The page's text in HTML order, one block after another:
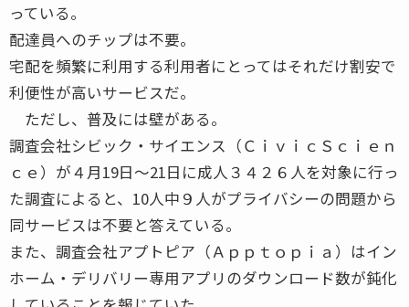
っている。
配達員へのチップは不要。
宅配を頻繁に利用する利用者にとってはそれだけ割安で
利便性が高いサービスだ。
ただし、普及には壁がある。
調査会社シビック・サイエンス（ＣｉｖｉｃＳｃｉｅｎ
ｃｅ）が４月19日～21日に成人３４２６人を対象に行っ
た調査によると、10人中９人がプライバシーの問題から
同サービスは不要と答えている。
また、調査会社アプトピア（Ａｐｐｔｏｐｉａ）はイン
ホーム・デリバリー専用アプリのダウンロード数が鈍化